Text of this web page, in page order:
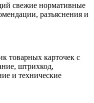
свежие нормативные
разъяснения и
товарных карточек с
штрихкод,
и технические